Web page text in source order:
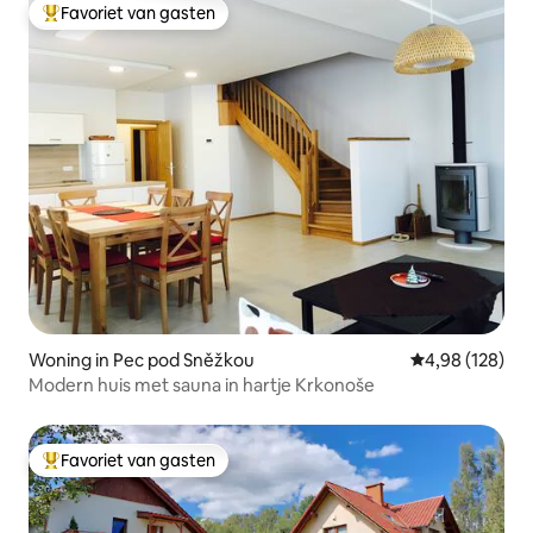
Topfavoriet van gasten
Favoriet van gasten
Woning in Pec pod Sněžkou Gemiddelde
4,98 (128)
Modern huis met sauna in hartje Krkonoše
Topfavoriet van gasten
Favoriet van gasten